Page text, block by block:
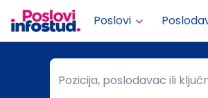
Poslovi
Pozicija, poslodavac ili
Pozicija, poslodavac ili